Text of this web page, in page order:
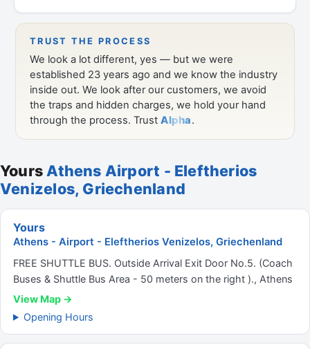
Yours Athens Airport - Eleftherios
Venizelos, Griechenland
Yours
Athens - Airport - Eleftherios Venizelos, Griechenland
FREE SHUTTLE BUS. Outside Arrival Exit Door No.5. (Coach
Buses & Shuttle Bus Area - 50 meters on the right )., Athens
View Map →
Opening Hours